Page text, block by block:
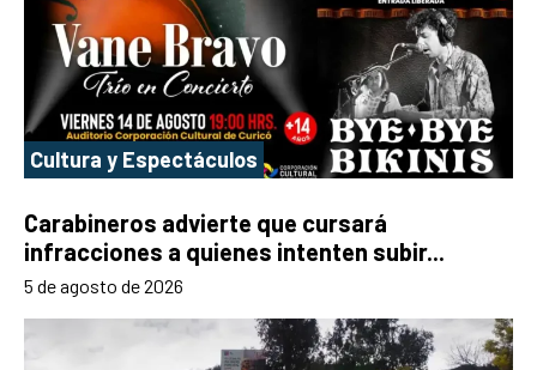
Cultura y Espectáculos
Carabineros advierte que cursará
infracciones a quienes intenten subir...
5 de agosto de 2026